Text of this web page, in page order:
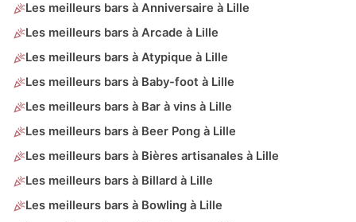
Les meilleurs bars à Anniversaire à Lille
Les meilleurs bars à Arcade à Lille
Les meilleurs bars à Atypique à Lille
Les meilleurs bars à Baby-foot à Lille
Les meilleurs bars à Bar à vins à Lille
Les meilleurs bars à Beer Pong à Lille
Les meilleurs bars à Bières artisanales à Lille
Les meilleurs bars à Billard à Lille
Les meilleurs bars à Bowling à Lille